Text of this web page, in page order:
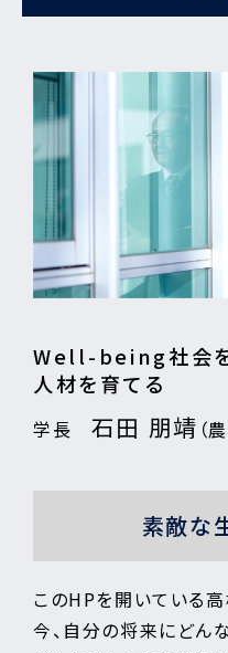
Well-being社会を
人材を育てる
学長 石田 朋靖 （
素敵な
このHPを開いている
今、自分の将来にどん